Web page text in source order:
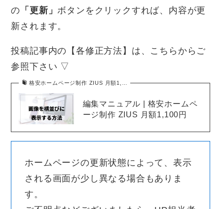
の 「更新」 ボタンをクリックすれば、内容が更
新されます。
投稿記事内の【各修正方法】は、こちらからご
参照下さい ▽
格安ホームページ制作 ZIUS 月額1,…
編集マニュアル | 格安ホームペ
ージ制作 ZIUS 月額1,100円
ホームページの更新状態によって、表示
される画面が少し異なる場合もありま
す。